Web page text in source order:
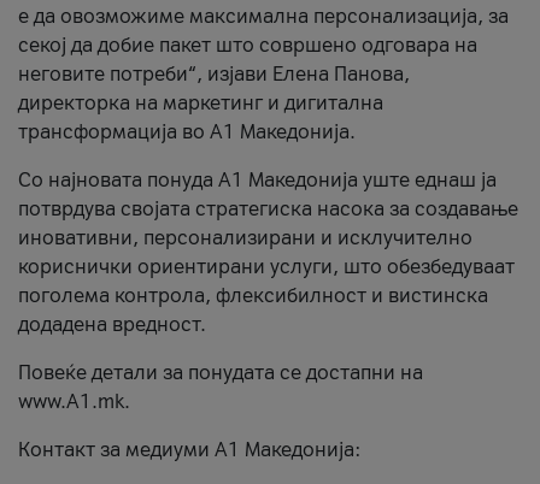
е да овозможиме максимална персонализација, за
секој да добие пакет што совршено одговара на
неговите потреби“, изјави Елена Панова,
директорка на маркетинг и дигитална
трансформација во А1 Македонија.
Со најновата понуда А1 Македонија уште еднаш ја
потврдува својата стратегиска насока за создавање
иновативни, персонализирани и исклучително
кориснички ориентирани услуги, што обезбедуваат
поголема контрола, флексибилност и вистинска
додадена вредност.
Повеќе детали за понудата се достапни на
www.А1.mk.
Контакт за медиуми А1 Македонија: